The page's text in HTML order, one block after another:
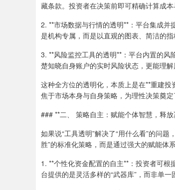
藏条款。投资者在决策前即可精确计算成
2. **市场数据与行情的透明**：平台集成
是机构专属，而是以直观的图表、简洁的
3. **风险监控工具的透明**：平台内置的
楚知晓自身账户的实时风险状态，更能理
这种全方位的透明化，本质上是在**重建
焦于市场本身与自身策略，为理性决策奠定
### **二、 策略自主：赋能个体智慧，释
如果说“工具透明”解决了“用什么看”的问
胜”的标准化策略，而是通过强大的赋能体
1. **个性化资金配置的自主**：投资者可
台提供的是灵活多样的“武器库”，而非单